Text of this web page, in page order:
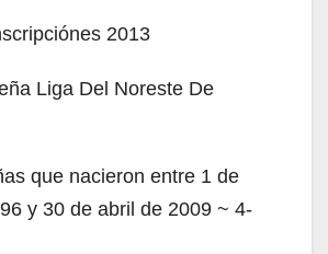
2013
Liga Del Noreste De
que nacieron entre 1 de
y 30 de abril de 2009 ~ 4-